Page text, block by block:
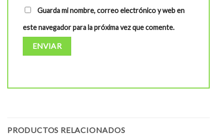
Guarda mi nombre, correo electrónico y web en
este navegador para la próxima vez que comente.
PRODUCTOS RELACIONADOS